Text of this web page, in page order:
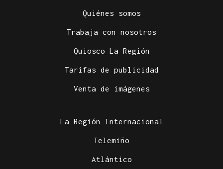
Quiénes somos
Trabaja con nosotros
Quiosco La Región
Tarifas de publicidad
Venta de imágenes
La Región Internacional
Telemiño
Atlántico